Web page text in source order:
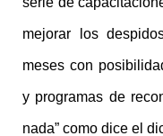
mejorar los
meses con
y programas de
nada” como dice el